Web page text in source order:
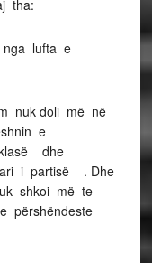
tha:
lufta e
nuk doli më në
e
dhe
i partisë . Dhe
shkoi më te